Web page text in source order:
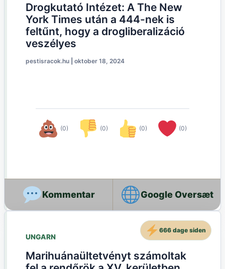
Drogkutató Intézet: A The New
York Times után a 444-nek is
feltűnt, hogy a drogliberalizáció
veszélyes
pestisracok.hu oktober 18, 2024
(0) (0) (0) (0)
Google Oversæt
UNGARN
Marihuánaültetvényt számoltak
666 dage siden